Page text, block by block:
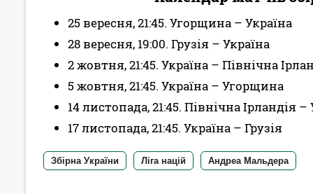
25 вересня, 21:45. Угорщина – Україна
28 вересня, 19:00. Грузія – Україна
2 жовтня, 21:45. Україна – Північна
5 жовтня, 21:45. Україна – Угорщина
14 листопада, 21:45. Північна Ірландія –
17 листопада, 21:45. Україна – Грузія
Збірна України Ліга націй Андреа Мальдера